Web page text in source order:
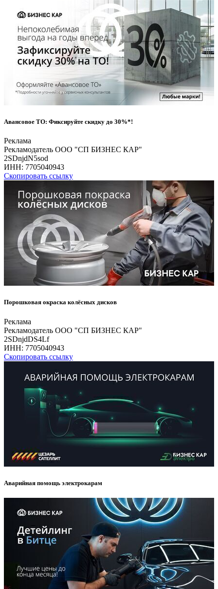
Авансовое ТО: Фиксируйте скидку до 30%*!
Реклама
Рекламодатель ООО "СП БИЗНЕС КАР"
2SDnjdN5sod
ИНН: 7705040943
Скопировать ссылку
Порошковая окраска колёсных дисков
Реклама
Рекламодатель ООО "СП БИЗНЕС КАР"
2SDnjdDS4Lf
ИНН: 7705040943
Скопировать ссылку
Аварийная помощь электрокарам